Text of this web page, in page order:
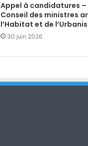
Appel à candidatures –
Conseil des ministres
l’Habitat et de
30 juin 2026